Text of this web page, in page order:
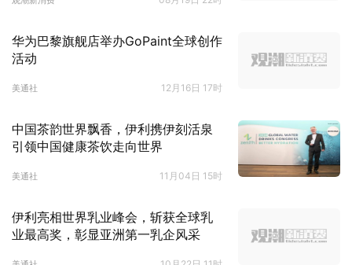
华为巴黎旗舰店举办GoPaint全球创作
活动
美通社 12月16日 17时
中国茶韵世界飘香，伊利携伊刻活泉
引领中国健康茶饮走向世界
美通社 11月04日 15时
伊利亮相世界乳业峰会，斩获全球乳
业最高奖，彰显亚洲第一乳企风采